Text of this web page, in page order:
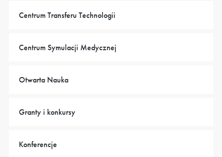
Centrum Transferu Technologii
Centrum Symulacji Medycznej
Otwarta Nauka
Granty i konkursy
Konferencje